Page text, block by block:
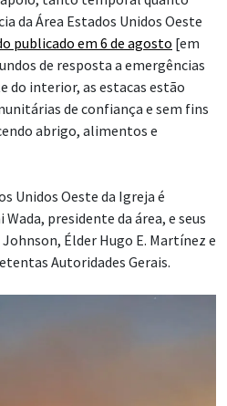
da Área Estados Unidos Oeste
publicado em 6 de agosto [em
de resposta a emergências
do interior, as estacas estão
de confiança e sem fins
abrigo, alimentos e
Unidos Oeste da Igreja é
presidente da área, e seus
Élder Hugo E. Martínez e
Autoridades Gerais.